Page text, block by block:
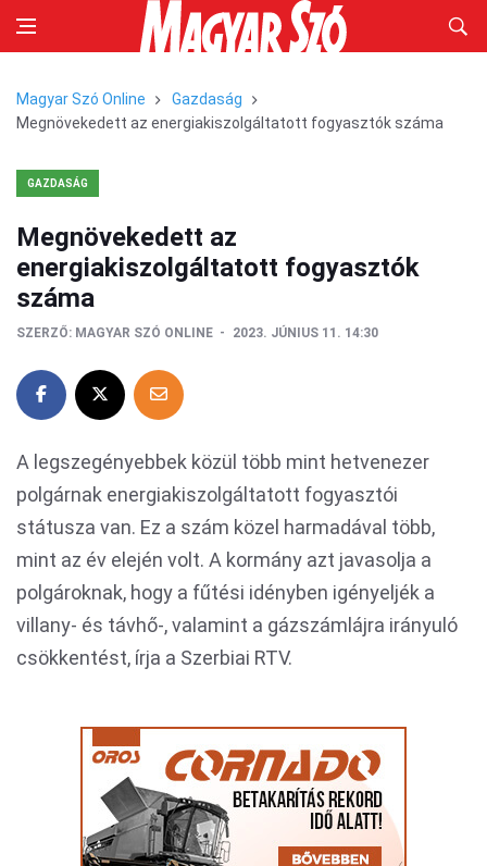
Magyar Szó Online
Gazdaság
Megnövekedett az energiakiszolgáltatott fogyasztók száma
GAZDASÁG
Megnövekedett az
energiakiszolgáltatott fogyasztók
száma
SZERZŐ: MAGYAR SZÓ ONLINE 2023. JÚNIUS 11. 14:30
A legszegényebbek közül több mint hetvenezer
polgárnak energiakiszolgáltatott fogyasztói
státusza van. Ez a szám közel harmadával több,
mint az év elején volt. A kormány azt javasolja a
polgároknak, hogy a fűtési idényben igényeljék a
villany- és távhő-, valamint a gázszámlájra irányuló
csökkentést, írja a Szerbiai RTV.